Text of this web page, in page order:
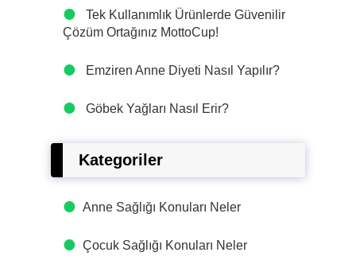
Tek Kullanımlık Ürünlerde Güvenilir
Çözüm Ortağınız MottoCup!
Emziren Anne Diyeti Nasıl Yapılır?
Göbek Yağları Nasıl Erir?
Kategoriler
Anne Sağlığı Konuları Neler
Çocuk Sağlığı Konuları Neler